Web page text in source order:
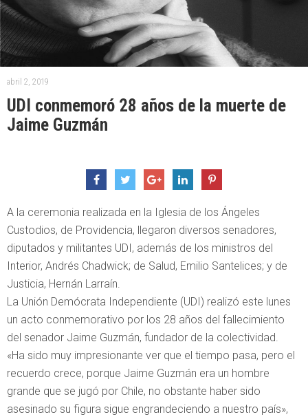
abril 2, 2019
UDI conmemoró 28 años de la muerte de
Jaime Guzmán
A la ceremonia realizada en la Iglesia de los Ángeles
Custodios, de Providencia, llegaron diversos senadores,
diputados y militantes UDI, además de los ministros del
Interior, Andrés Chadwick; de Salud, Emilio Santelices; y de
Justicia, Hernán Larraín.
La Unión Demócrata Independiente (UDI) realizó este lunes
un acto conmemorativo por los 28 años del fallecimiento
del senador Jaime Guzmán, fundador de la colectividad.
«Ha sido muy impresionante ver que el tiempo pasa, pero el
recuerdo crece, porque Jaime Guzmán era un hombre
grande que se jugó por Chile, no obstante haber sido
asesinado su figura sigue engrandeciendo a nuestro país»,